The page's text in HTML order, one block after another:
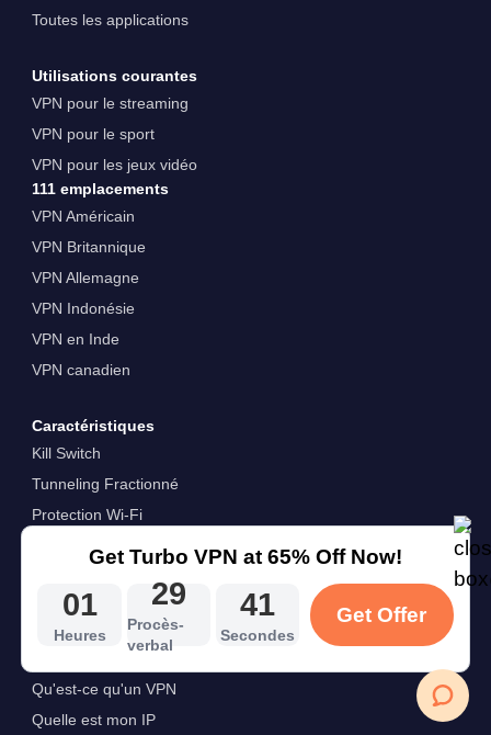
Toutes les applications
Utilisations courantes
VPN pour le streaming
VPN pour le sport
VPN pour les jeux vidéo
111 emplacements
VPN Américain
VPN Britannique
VPN Allemagne
VPN Indonésie
VPN en Inde
VPN canadien
Caractéristiques
Kill Switch
Tunneling Fractionné
Protection Wi-Fi
Accès Internet
VPN pour le pays
Qu'est-ce qu'un VPN
Quelle est mon IP
Get Turbo VPN at 65% Off Now!
01
Heures
29
Procès-
verbal
39
Secondes
Get Offer